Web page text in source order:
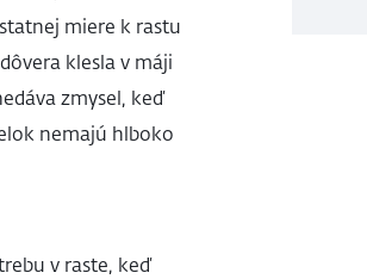
miere k rastu
klesla v máji
zmysel, keď
nemajú hlboko
v raste, keď